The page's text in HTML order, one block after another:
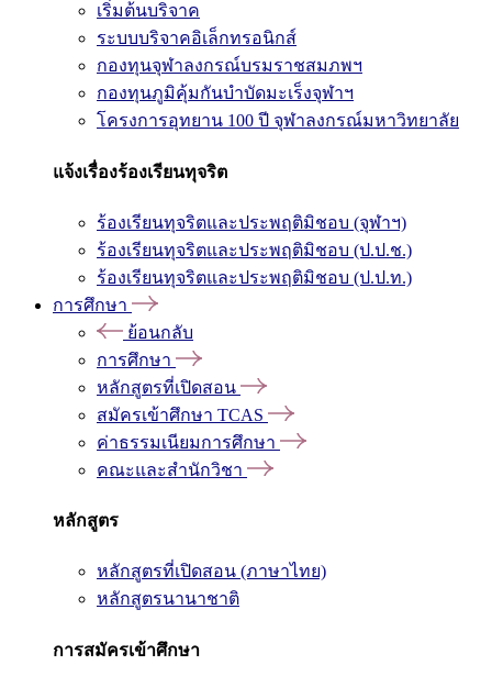
เริ่มต้นบริจาค
ระบบบริจาคอิเล็กทรอนิกส์
กองทุนจุฬาลงกรณ์บรมราชสมภพฯ
กองทุนภูมิคุ้มกันบำบัดมะเร็งจุฬาฯ
โครงการอุทยาน 100 ปี จุฬาลงกรณ์มหาวิทยาลัย
แจ้งเรื่องร้องเรียนทุจริต
ร้องเรียนทุจริตและประพฤติมิชอบ (จุฬาฯ)
ร้องเรียนทุจริตและประพฤติมิชอบ (ป.ป.ช.)
ร้องเรียนทุจริตและประพฤติมิชอบ (ป.ป.ท.)
การศึกษา
ย้อนกลับ
การศึกษา
หลักสูตรที่เปิดสอน
สมัครเข้าศึกษา TCAS
ค่าธรรมเนียมการศึกษา
คณะและสำนักวิชา
หลักสูตร
หลักสูตรที่เปิดสอน (ภาษาไทย)
หลักสูตรนานาชาติ
การสมัครเข้าศึกษา